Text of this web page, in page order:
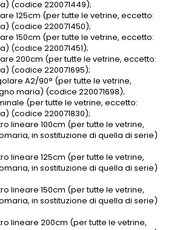
(codice 220071449);
125cm (per tutte le vetrine, eccetto:
(codice 220071450);
150cm (per tutte le vetrine, eccetto:
(codice 220071451);
200cm (per tutte le vetrine, eccetto:
(codice 220071695);
A2/90° (per tutte le vetrine,
maria) (codice 220071698);
(per tutte le vetrine, eccetto:
(codice 220071830);
lineare 100cm (per tutte le vetrine,
in sostituzione di quella di serie)
lineare 125cm (per tutte le vetrine,
in sostituzione di quella di serie)
lineare 150cm (per tutte le vetrine,
in sostituzione di quella di serie)
lineare 200cm (per tutte le vetrine,